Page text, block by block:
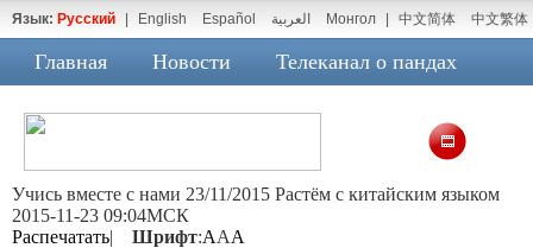
Язык: Русский English Español العربية Монгол 中文简体 中文繁体
Главная Новости Телеканал о пандах
Учись вместе с нами 23/11/2015 Растём с китайским языком
2015-11-23 09:04МСК
Распечатать| Шрифт:AAA